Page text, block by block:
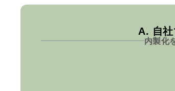
A. 自社
内製化